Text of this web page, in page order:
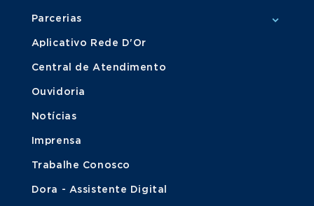
Parcerias
Aplicativo Rede D'Or
Central de Atendimento
Ouvidoria
Notícias
Imprensa
Trabalhe Conosco
Dora - Assistente Digital